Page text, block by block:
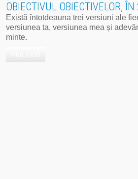
EVENIMENTE
HAI SUS!
OBIECTIVUL OBIECTIVELOR,
Există întotdeauna trei versiuni ale
versiunea ta, versiunea mea și
minte.